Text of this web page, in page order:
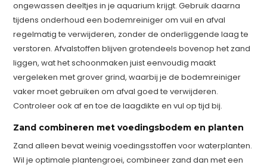
ongewassen deeltjes in je aquarium krijgt. Gebruik daarna
tijdens onderhoud een bodemreiniger om vuil en afval
regelmatig te verwijderen, zonder de onderliggende laag te
verstoren. Afvalstoffen blijven grotendeels bovenop het zand
liggen, wat het schoonmaken juist eenvoudig maakt
vergeleken met grover grind, waarbij je de bodemreiniger
vaker moet gebruiken om afval goed te verwijderen.
Controleer ook af en toe de laagdikte en vul op tijd bij.
Zand combineren met voedingsbodem en planten
Zand alleen bevat weinig voedingsstoffen voor waterplanten.
Wil je optimale plantengroei, combineer zand dan met een